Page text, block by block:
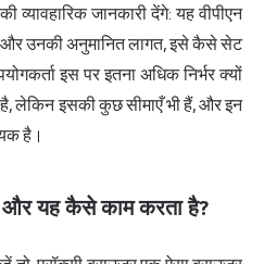
जानकारी देंगे: यह वीपीएन
और उनकी अनुमानित लागत, इसे कैसे सेट
इस पर इतना अधिक निर्भर क्यों
लेकिन इसकी कुछ सीमाएँ भी हैं, और इन
है।
और यह कैसे काम करता है?